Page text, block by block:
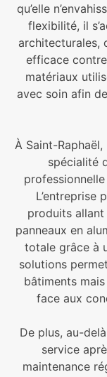
qu’elle
flexibilité, il
architecturales,
efficace
matériaux
avec soin afin
À Saint-
spécialité
L’entreprise
produits
panneaux en
totale grâce à
solutions
bâtiments
face aux
De plus, au-
service
maintenance